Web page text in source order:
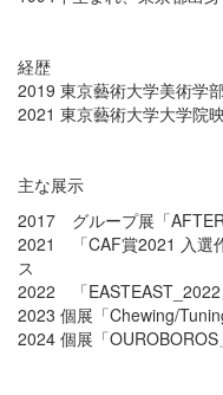
経歴
2019 東京藝術大学美術学
2021 東京藝術大学大学院
主な展示
2017 グループ展「
2021 「CAF賞2021 入選
ス
2022 「
2023 個展「Chewing/
2024 個展「OUROBOROS